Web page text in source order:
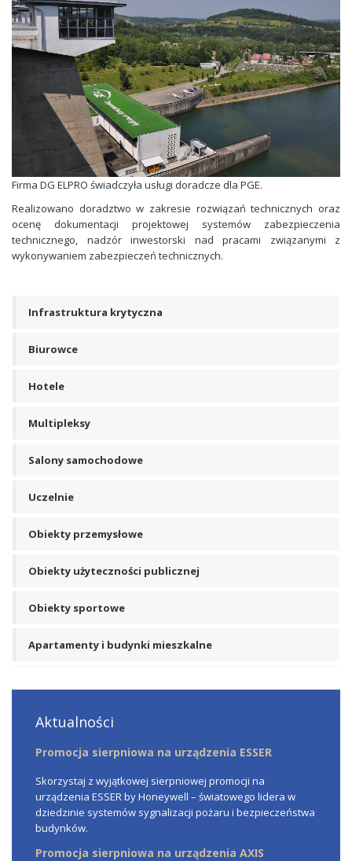
Firma DG ELPRO świadczyła usługi doradcze dla PGE.
Realizowano doradztwo w zakresie rozwiązań technicznych oraz
ocenę dokumentacji projektowej systemów zabezpieczenia
technicznego, nadzór inwestorski nad pracami związanymi z
wykonywaniem zabezpieczeń technicznych.
Infrastruktura krytyczna
Biurowce
Hotele
Multipleksy
Salony samochodowe
Uczelnie
Obiekty przemysłowe
Obiekty użyteczności publicznej
Obiekty sportowe
Apartamenty i budynki mieszkalne
Aktualności
Promocja sierpniowa na urządzenia ESSER
Skorzystaj z wyjątkowej sierpniowej promocji na
urządzenia ESSER by Honeywell – światowego lidera w
dziedzinie systemów sygnalizacji pożaru i bezpieczeństwa
budynków.
Promocja sierpniowa na urządzenia AXIS